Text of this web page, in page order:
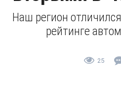
Наш регион
рейтинге
25